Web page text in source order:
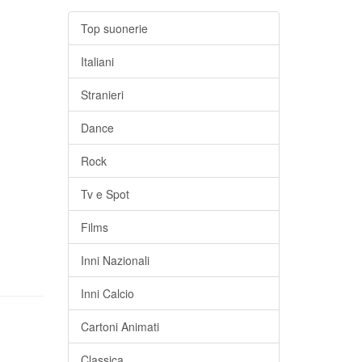
Top suonerie
Italiani
Stranieri
Dance
Rock
Tv e Spot
Films
Inni Nazionali
Inni Calcio
Cartoni Animati